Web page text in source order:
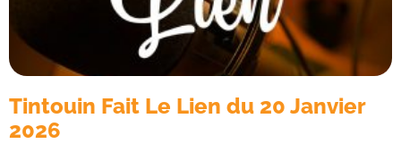
Tintouin Fait Le Lien du 20 Janvier
2026